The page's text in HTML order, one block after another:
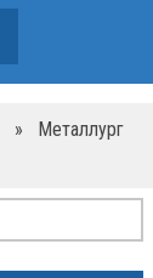
»
Металлург